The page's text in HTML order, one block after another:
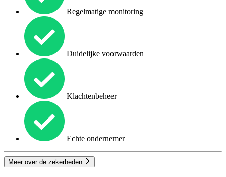
Regelmatige monitoring
Duidelijke voorwaarden
Klachtenbeheer
Echte ondernemer
Meer over de zekerheden